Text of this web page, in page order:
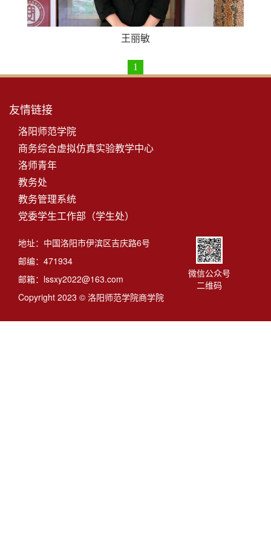
王丽敏
1
友情链接
洛阳师范学院
商务综合虚拟仿真实验教学中心
洛师青年
教务处
教务管理系统
党委学生工作部（学生处）
地址：中国洛阳市伊滨区吉庆路6号
邮编：471934
邮箱：lssxy2022@163.com
Copyright 2023 © 洛阳师范学院商学院
微信公众号
二维码